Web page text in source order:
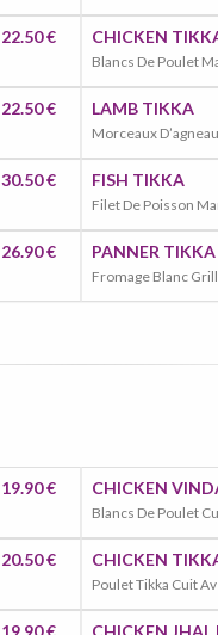
22.50 € CHICKEN
Blancs De Poulet
22.50 € LAMB TIKKA
30.50 € FISH TIKKA
Filet De Poisson
26.90 € PANNER TIKKA
Fromage Blanc
19.90 € CHICKEN
20.50 € CHICKEN
19.90 € CHICKEN